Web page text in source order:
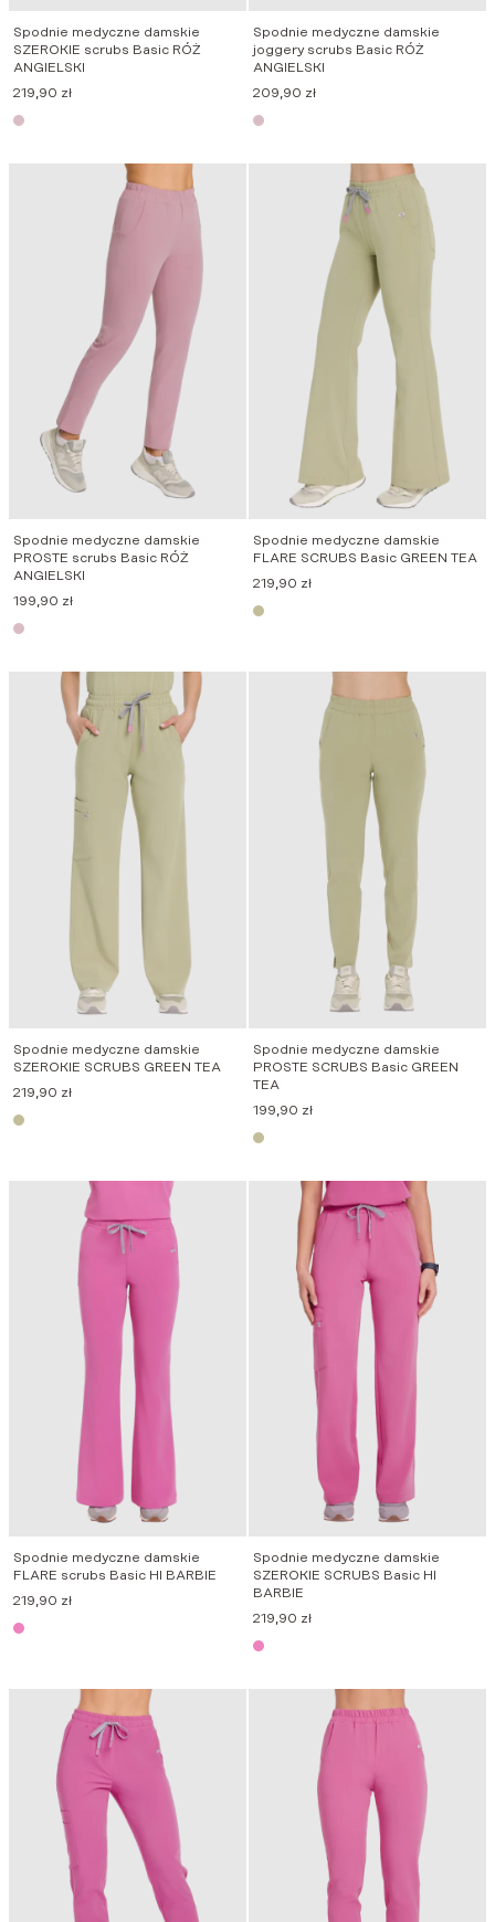
Spodnie medyczne damskie
SZEROKIE scrubs Basic RÓŻ
ANGIELSKI
219,90 zł
Spodnie medyczne damskie
joggery scrubs Basic RÓŻ
ANGIELSKI
209,90 zł
Spodnie medyczne damskie
PROSTE scrubs Basic RÓŻ
ANGIELSKI
199,90 zł
Spodnie medyczne damskie
FLARE SCRUBS Basic GREEN TEA
219,90 zł
Spodnie medyczne damskie
SZEROKIE SCRUBS GREEN TEA
219,90 zł
Spodnie medyczne damskie
PROSTE SCRUBS Basic GREEN
TEA
199,90 zł
Spodnie medyczne damskie
FLARE scrubs Basic HI BARBIE
219,90 zł
Spodnie medyczne damskie
SZEROKIE SCRUBS Basic HI
BARBIE
219,90 zł